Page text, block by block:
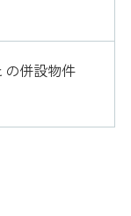
の併設物件